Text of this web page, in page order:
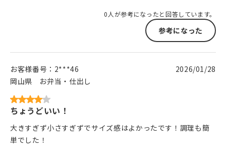
0人が参考になったと回答しています。
参考になった
お客様番号： 2***46
岡山県
お弁当・仕出し
2026/01/28
ちょうどいい！
大きすぎず小さすぎずでサイズ感はよかったです！調理も簡
単でした！